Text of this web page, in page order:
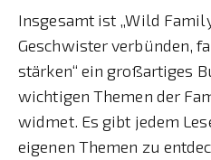
Insgesamt ist „Wild
Geschwister verbünden,
stärken“ ein großartiges
wichtigen Themen der
widmet. Es gibt jedem
eigenen Themen zu